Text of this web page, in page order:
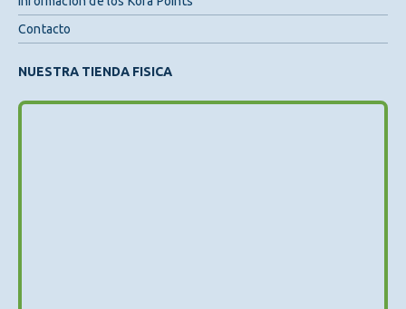
Contacto
NUESTRA TIENDA FISICA